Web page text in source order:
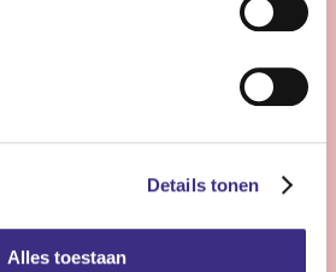
Details tonen
Alles toestaan
Bekijk vacature